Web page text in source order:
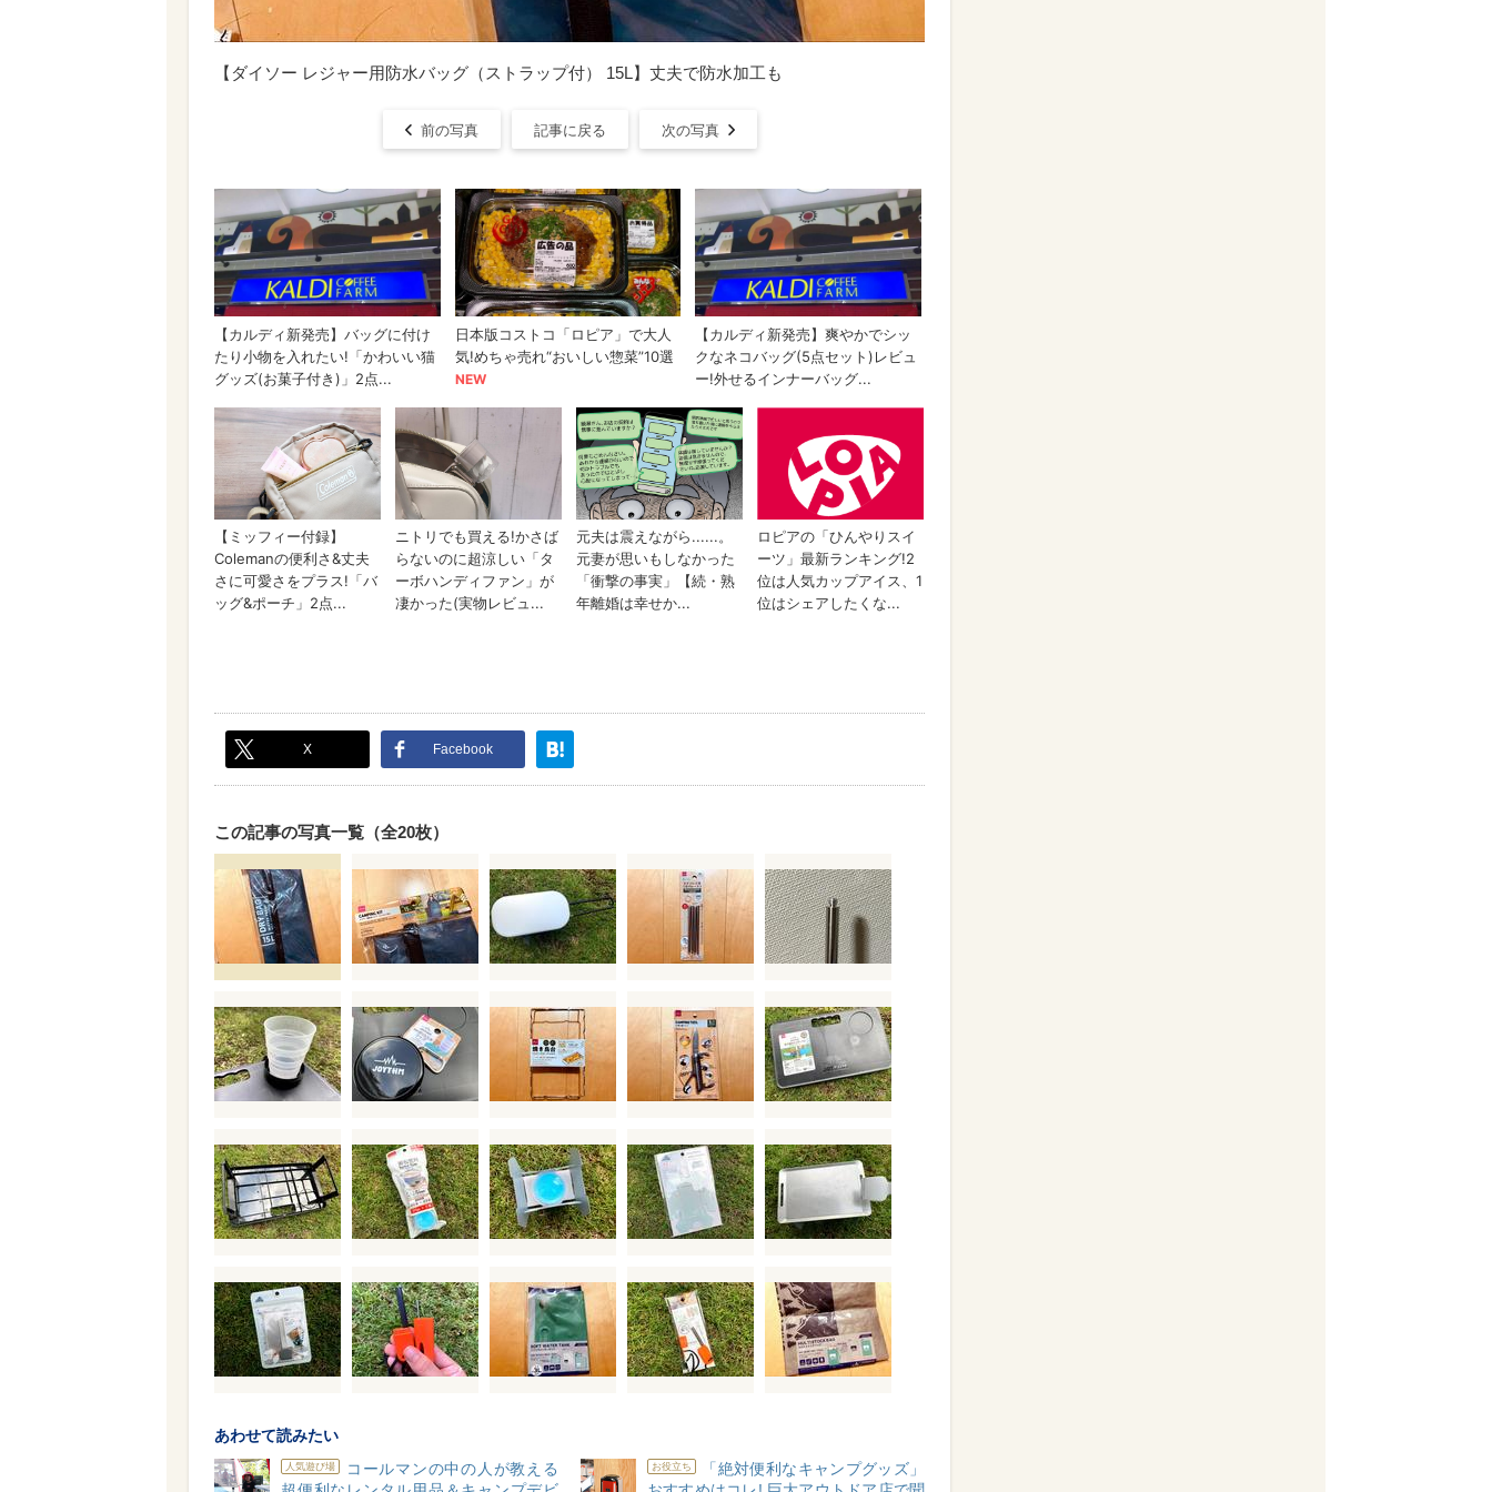
【ダイソー レジャー用防水バッグ（ストラップ付） 15L】丈夫で防水加工も
前の写真 記事に戻る 次の写真
X Facebook
この記事の写真一覧（全20枚）
あわせて読みたい
人気遊び場
コールマンの中の人が教える
お役立ち
「絶対便利なキャンプグッズ」